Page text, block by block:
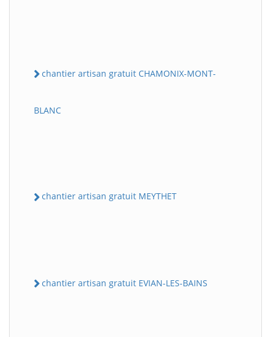
chantier artisan gratuit CHAMONIX-MONT-
BLANC
chantier artisan gratuit MEYTHET
chantier artisan gratuit EVIAN-LES-BAINS